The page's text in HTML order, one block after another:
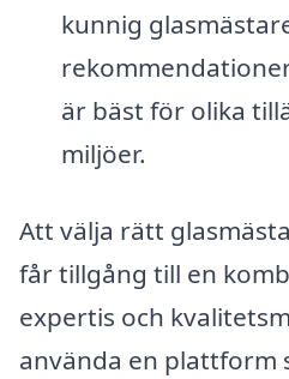
kunnig
är bäst för olika
miljöer.
Att välja rätt
får tillgång till en
expertis och
använda en plattform